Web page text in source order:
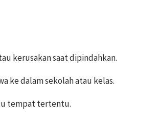
kerusakan saat dipindahkan.
ke dalam sekolah atau kelas.
tempat tertentu.